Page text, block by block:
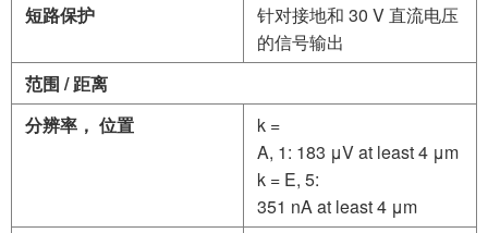
短路保护
针对接地和 30 V 直流电压
的信号输出
范围 /距离
分辨率， 位置
k =
A, 1: 183 μV at least 4 μm
k = E, 5:
351 nA at least 4 μm